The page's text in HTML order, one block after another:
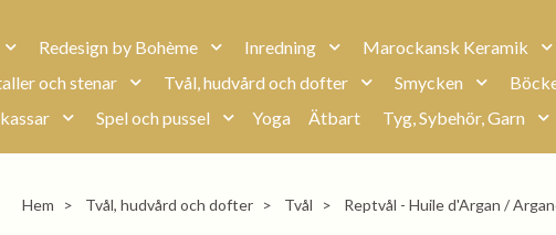
Redesign by Bohème Inredning
Marockansk Keramik
och stenar Tvål, hudvård och dofter Smycken
Spel och pussel Yoga Ätbart Tyg, Sybehör, Garn
Hem Tvål, hudvård och dofter Tvål Reptvål - Huile d'Argan /